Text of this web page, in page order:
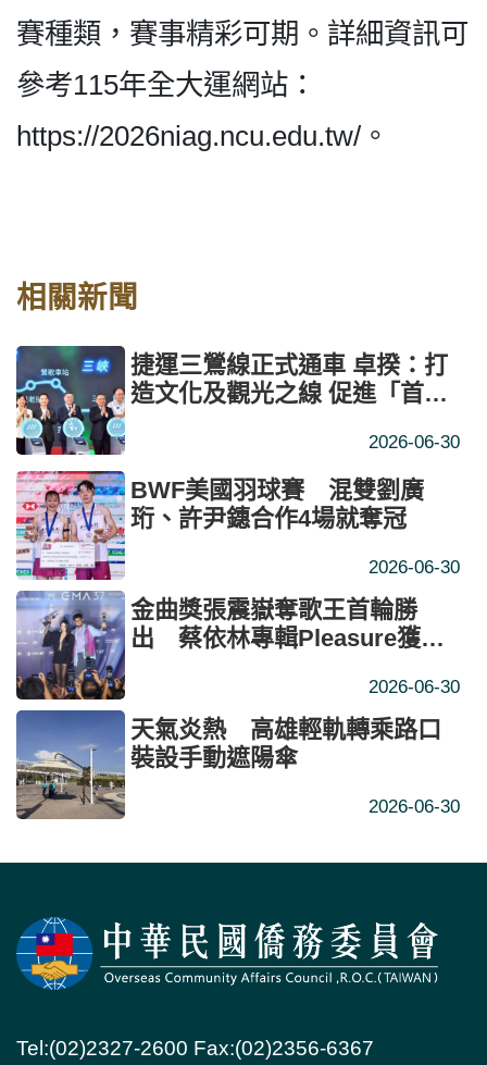
賽種類，賽事精彩可期。詳細資訊可
參考115年全大運網站：
https://2026niag.ncu.edu.tw/。
相關新聞
捷運三鶯線正式通車 卓揆：打
造文化及觀光之線 促進「首都
2026-06-30
BWF美國羽球賽 混雙劉廣
珩、許尹鏸合作4場就奪冠
2026-06-30
金曲獎張震嶽奪歌王首輪勝
出 蔡依林專輯Pleasure獲讚
2026-06-30
天氣炎熱 高雄輕軌轉乘路口
裝設手動遮陽傘
2026-06-30
Tel:(02)2327-2600 Fax:(02)2356-6367